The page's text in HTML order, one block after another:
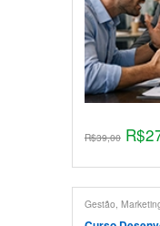
R$39,00 R$
Gestão